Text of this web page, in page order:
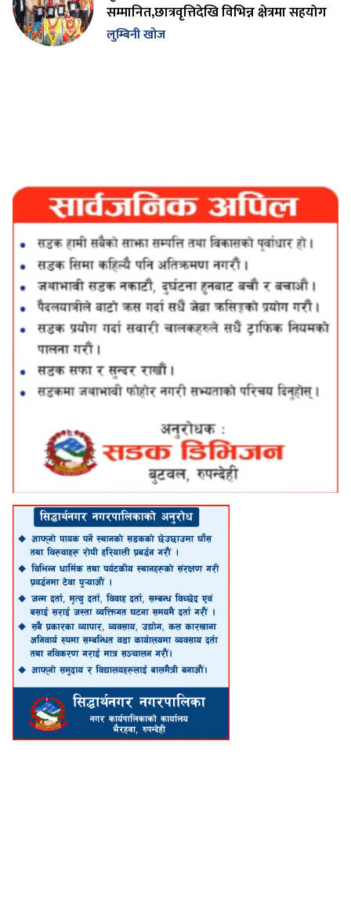
सम्मानित,छात्रवृत्तिदेखि विभिन्न क्षेत्रमा सहयोग
लुम्बिनी खोज